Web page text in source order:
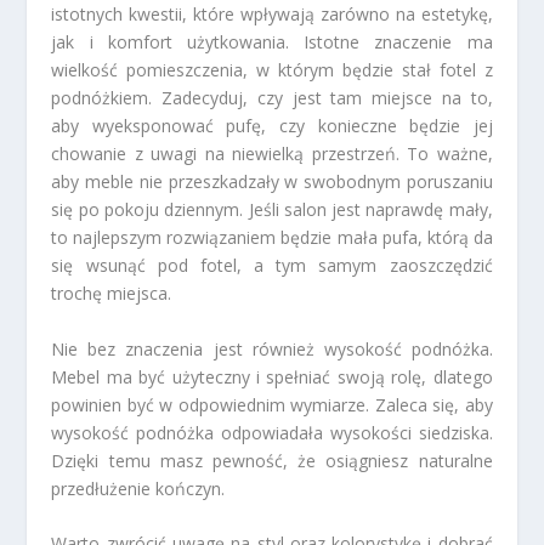
istotnych kwestii, które wpływają zarówno na estetykę,
jak i komfort użytkowania. Istotne znaczenie ma
wielkość pomieszczenia, w którym będzie stał fotel z
podnóżkiem. Zadecyduj, czy jest tam miejsce na to,
aby wyeksponować pufę, czy konieczne będzie jej
chowanie z uwagi na niewielką przestrzeń. To ważne,
aby meble nie przeszkadzały w swobodnym poruszaniu
się po pokoju dziennym. Jeśli salon jest naprawdę mały,
to najlepszym rozwiązaniem będzie mała pufa, którą da
się wsunąć pod fotel, a tym samym zaoszczędzić
trochę miejsca.
Nie bez znaczenia jest również wysokość podnóżka.
Mebel ma być użyteczny i spełniać swoją rolę, dlatego
powinien być w odpowiednim wymiarze. Zaleca się, aby
wysokość podnóżka odpowiadała wysokości siedziska.
Dzięki temu masz pewność, że osiągniesz naturalne
przedłużenie kończyn.